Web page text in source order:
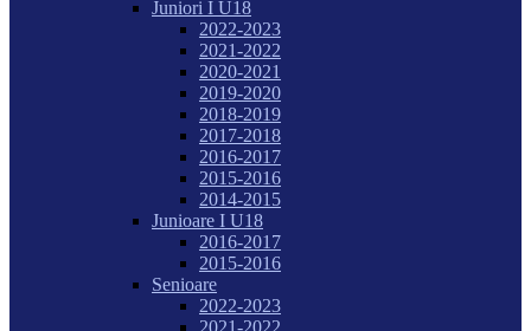
Juniori I U18
2022-2023
2021-2022
2020-2021
2019-2020
2018-2019
2017-2018
2016-2017
2015-2016
2014-2015
Junioare I U18
2016-2017
2015-2016
Senioare
2022-2023
2021-2022